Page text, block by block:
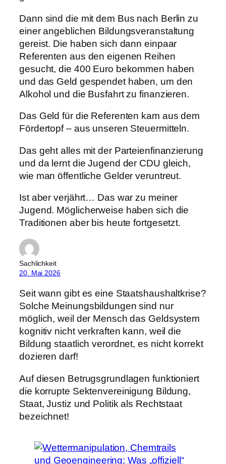
Dann sind die mit dem Bus nach Berlin zu
einer angeblichen Bildungsveranstaltung
gereist. Die haben sich dann einpaar
Referenten aus den eigenen Reihen
gesucht, die 400 Euro bekommen haben
und das Geld gespendet haben, um den
Alkohol und die Busfahrt zu finanzieren.
Das Geld für die Referenten kam aus dem
Fördertopf – aus unseren Steuermitteln.
Das geht alles mit der Parteienfinanzierung
und da lernt die Jugend der CDU gleich,
wie man öffentliche Gelder veruntreut.
Ist aber verjährt… Das war zu meiner
Jugend. Möglicherweise haben sich die
Traditionen aber bis heute fortgesetzt.
Sachlichkeit
20. Mai 2026
Seit wann gibt es eine Staatshaushaltkrise?
Solche Meinungsbildungen sind nur
möglich, weil der Mensch das Geldsystem
kognitiv nicht verkraften kann, weil die
Bildung staatlich verordnet, es nicht korrekt
dozieren darf!
Auf diesen Betrugsgrundlagen funktioniert
die korrupte Sektenvereinigung Bildung,
Staat, Justiz und Politik als Rechtstaat
bezeichnet!